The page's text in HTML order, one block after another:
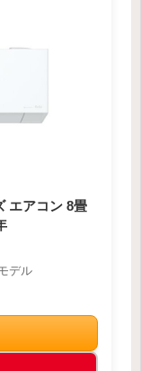
エアコン 8畳
デル